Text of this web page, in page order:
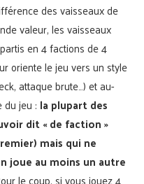
des vaisseaux de
valeur, les vaisseaux
en 4 factions de 4
oriente le jeu vers un style
attaque brute…) et au-
jeu : la plupart des
dit « de faction »
mais qui ne
joue au moins un autre